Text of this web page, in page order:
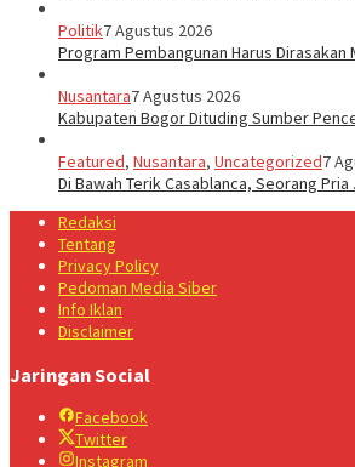
Politik7 Agustus 2026
Program Pembangunan Harus
Nusantara7 Agustus 2026
Kabupaten Bogor Dituding Sumber
Featured, Nusantara, Uncategorized7
Di Bawah Terik Casablanca, Seorang
Redaksi
Tentang
Privacy Policy
Pedoman Media Siber
Info Iklan
Disclaimer
Jaringan Social
Facebook
Twitter
Instagram